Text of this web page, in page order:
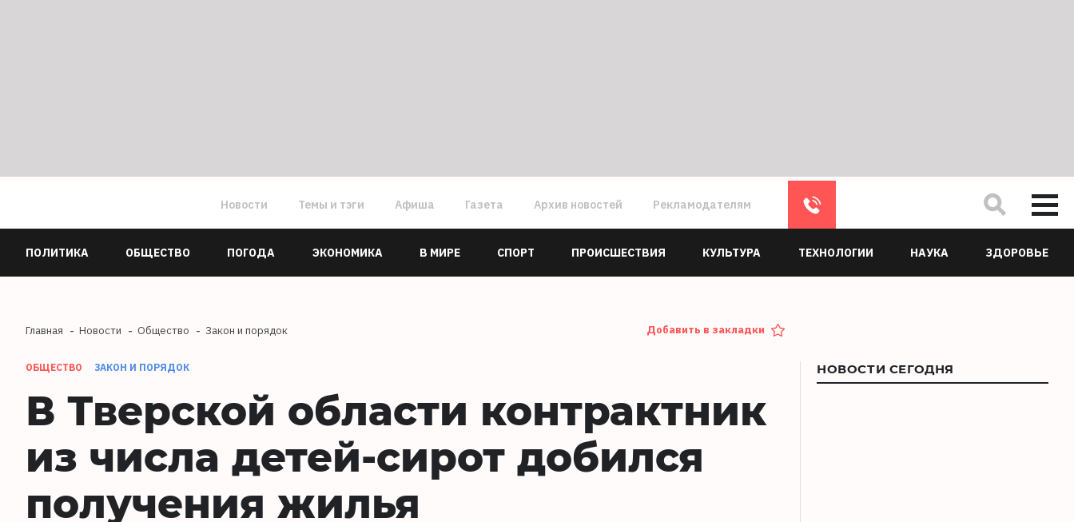
Новости Темы и тэги Афиша Газета Архив новостей Рекламодателям
ПОЛИТИКА ОБЩЕСТВО ПОГОДА ЭКОНОМИКА В МИРЕ СПОРТ ПРОИСШЕСТВИЯ КУЛЬТУРА ТЕХНОЛОГИИ НАУКА ЗДОРОВЬЕ
Главная Новости Общество Закон и порядок Добавить в закладки
ОБЩЕСТВО ЗАКОН И ПОРЯДОК
В Тверской области контрактник
из числа детей-сирот добился
получения жилья
НОВОСТИ СЕГОДНЯ